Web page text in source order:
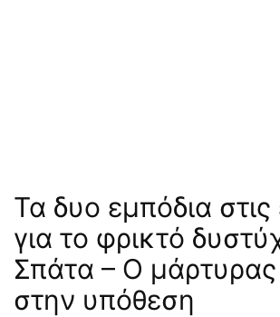
Τα δυο εμπόδια
για το φρικτό
Σπάτα – Ο μάρτυρας
στην υπόθεση